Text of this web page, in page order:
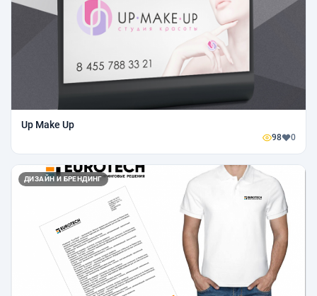
Up Make Up
98 0
ДИЗАЙН И БРЕНДИНГ